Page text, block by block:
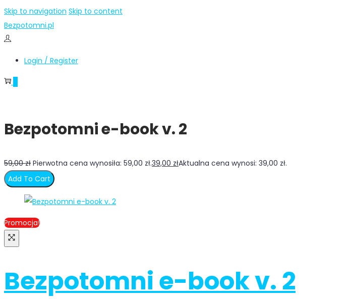
Skip to navigation Skip to content
Bezpotomni.pl
Login / Register
Bezpotomni e-book v. 2
59,00zł Pierwotna cena wynosiła: 59,00 zł.39,00 złAktualna cena wynosi: 39,00 zł.
Add To Cart
Promocja!
Bezpotomni e-book v. 2